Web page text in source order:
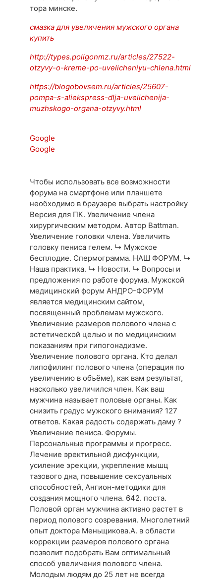
тора минске.
смазка для увеличения мужского органа
купить
http://types.poligonmz.ru/articles/27522-
otzyvy-o-kreme-po-uvelicheniyu-chlena.html
https://blogobovsem.ru/articles/25607-
pompa-s-aliekspress-dlja-uvelichenija-
muzhskogo-organa-otzyvy.html
Google
Google
Чтобы использовать все возможности
форума на смартфоне или планшете
необходимо в браузере выбрать настройку
Версия для ПК. Увеличение члена
хирургическим методом. Автор Battman.
Увеличение головки члена. Увеличить
головку пениса гелем. ↳ Мужское
бесплодие. Спермограмма. НАШ ФОРУМ. ↳
Наша практика. ↳ Новости. ↳ Вопросы и
предложения по работе форума. Мужской
медицинский форум АНДРО-ФОРУМ
является медицинским сайтом,
посвященный проблемам мужского.
Увеличение размеров полового члена с
эстетической целью и по медицинским
показаниям при гипогонадизме.
Увеличение полового органа. Кто делал
липофилинг полового члена (операция по
увеличению в объёме), как вам результат,
насколько увеличился член. Как ваш
мужчина называет половые органы. Как
снизить градус мужского внимания? 127
ответов. Какая радость содержать даму ?
Увеличение пениса. Форумы.
Персональные программы и прогресс.
Лечение эректильной дисфункции,
усиление эрекции, укрепление мышц
тазового дна, повышение сексуальных
способностей, Ангион-методики для
создания мощного члена. 642. поста.
Половой орган мужчина активно растет в
период полового созревания. Многолетний
опыт доктора Меньщикова.А. в области
коррекции размеров полового органа
позволит подобрать Вам оптимальный
способ увеличения полового члена.
Молодым людям до 25 лет не всегда